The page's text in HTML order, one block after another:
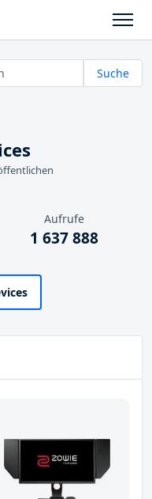
Suche
Aufrufe
1 637 888